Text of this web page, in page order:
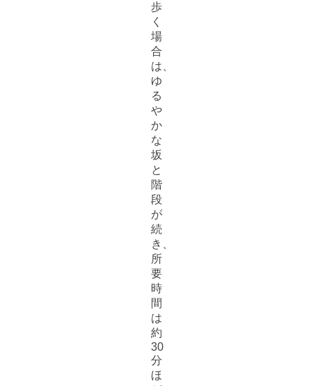
歩
く
場
合
は、
ゆ
る
や
か
な
坂
と
階
段
が
続
き、
所
要
時
間
は
約
30
分
ほ